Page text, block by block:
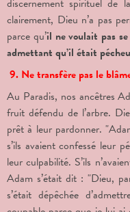
clairement, Dieu n’a pas
parce qu’il ne voulait pas
admettant qu’il était
9. Ne transfère pas le
Au Paradis, nos ancêtres
fruit défendu de l’arbre.
prêt à leur pardonner.
s’ils avaient confessé leur
leur culpabilité. S’ils
Adam s’était dit : "Dieu,
s’était dépêchée